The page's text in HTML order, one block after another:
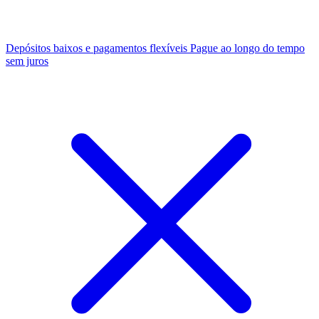
Depósitos baixos e pagamentos flexíveis Pague ao longo do tempo
sem juros